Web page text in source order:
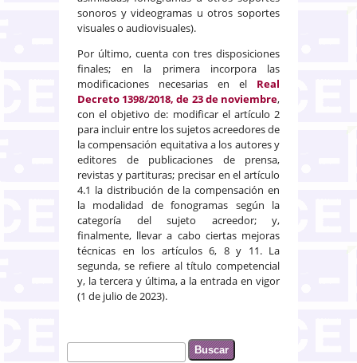
sonoros y videogramas u otros soportes
visuales o audiovisuales).
Por último, cuenta con tres disposiciones
finales; en la primera incorpora las
modificaciones necesarias en el Real
Decreto 1398/2018, de 23 de noviembre,
con el objetivo de: modificar el artículo 2
para incluir entre los sujetos acreedores de
la compensación equitativa a los autores y
editores de publicaciones de prensa,
revistas y partituras; precisar en el artículo
4.1 la distribución de la compensación en
la modalidad de fonogramas según la
categoría del sujeto acreedor; y,
finalmente, llevar a cabo ciertas mejoras
técnicas en los artículos 6, 8 y 11. La
segunda, se refiere al título competencial
y, la tercera y última, a la entrada en vigor
(1 de julio de 2023).
Formulario de búsqueda
Buscar